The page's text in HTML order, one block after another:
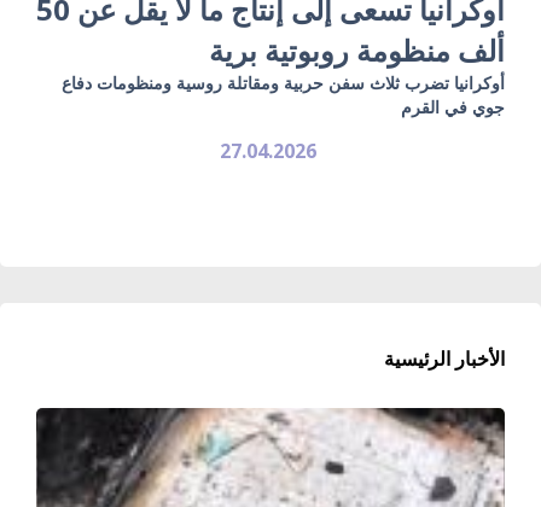
أوكرانيا تسعى إلى إنتاج ما لا يقل عن 50
ألف منظومة روبوتية برية
أوكرانيا تضرب ثلاث سفن حربية ومقاتلة روسية ومنظومات دفاع
جوي في القرم
27.04.2026
الأخبار الرئيسية